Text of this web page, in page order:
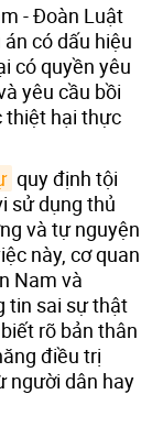
- Đoàn Luật
có dấu hiệu
có quyền yêu
yêu cầu bồi
thiệt hại thực
quy định tội
sử dụng thủ
và tự nguyện
này, cơ quan
Nam và
tin sai sự thật
rõ bản thân
điều trị
người dân hay